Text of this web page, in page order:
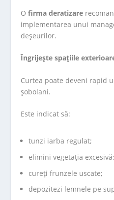
Ofirma deratizare
implementarea unui
deșeurilor.
Îngrijește spațiile
Curtea poate deveni rapid
șobolani.
Este indicat să:
tunzi iarba regulat;
elimini vegetația excesivă;
cureți frunzele uscate;
depozitezi lemnele pe